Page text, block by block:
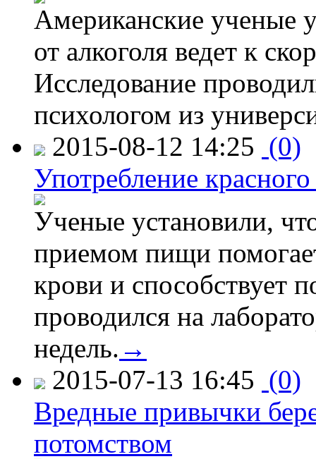
Американские ученые
от алкоголя ведет к
Исследование
психологом из
2015-08-12 14:25 (0)
Употребление
Ученые установили,
приемом пищи
крови и способствует
проводился на
недель. →
2015-07-13 16:45 (0)
Вредные привычки
потомством